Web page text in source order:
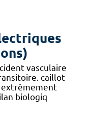
vasculaire
caillot
extrêmement
biologiq